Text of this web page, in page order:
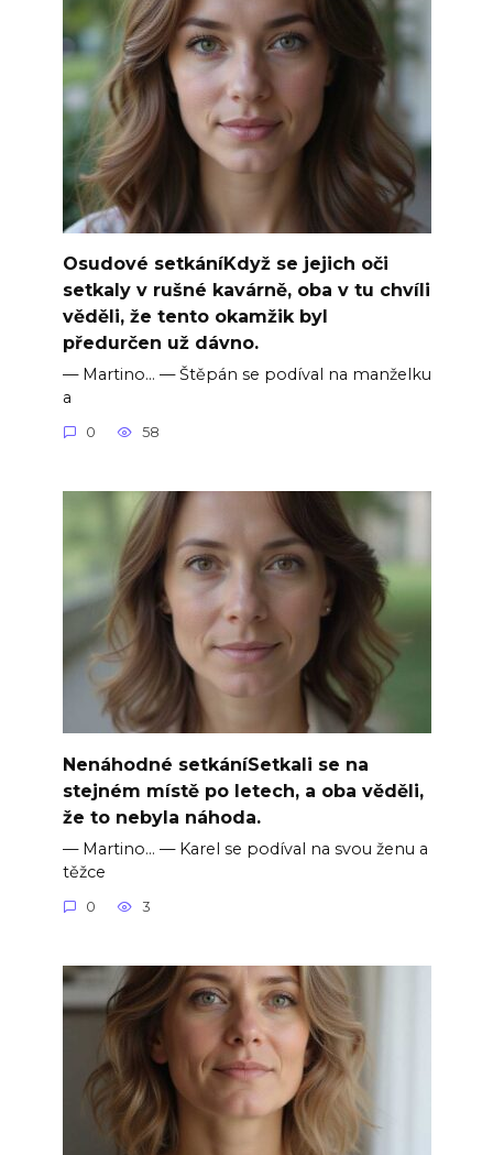
Osudové setkáníKdyž se jejich oči
setkaly v rušné kavárně, oba v tu chvíli
věděli, že tento okamžik byl
předurčen už dávno.
— Martino… — Štěpán se podíval na manželku
a
0 58
Nenáhodné setkáníSetkali se na
stejném místě po letech, a oba věděli,
že to nebyla náhoda.
— Martino… — Karel se podíval na svou ženu a
těžce
0 3